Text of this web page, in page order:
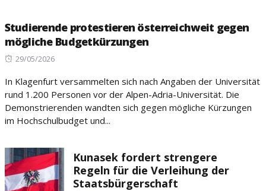
Studierende protestieren österreichweit gegen
mögliche Budgetkürzungen
Posted
29/05/2026
In Klagenfurt versammelten sich nach Angaben der Universität
rund 1.200 Personen vor der Alpen-Adria-Universität. Die
Demonstrierenden wandten sich gegen mögliche Kürzungen
im Hochschulbudget und...
Kunasek fordert strengere
Regeln für die Verleihung der
Staatsbürgerschaft